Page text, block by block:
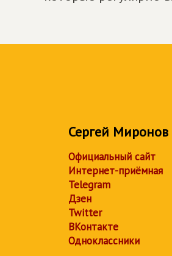
Сергей Миронов
Официальный сайт
Интернет-приёмная
Telegram
Дзен
Twitter
ВКонтакте
Одноклассники